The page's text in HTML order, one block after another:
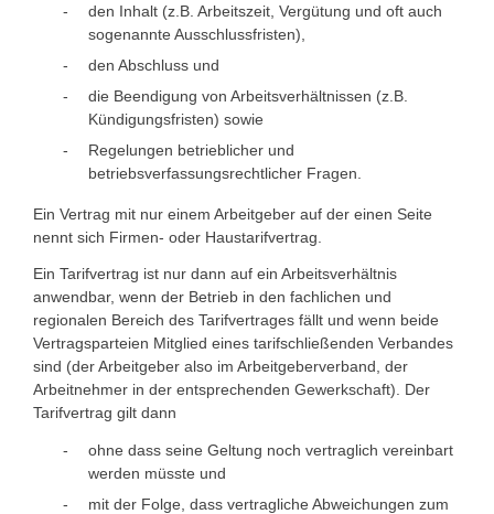
den Inhalt (z.B. Arbeitszeit, Vergütung und oft auch
sogenannte Ausschlussfristen),
den Abschluss und
die Beendigung von Arbeitsverhältnissen (z.B.
Kündigungsfristen) sowie
Regelungen betrieblicher und
betriebsverfassungsrechtlicher Fragen.
Ein Vertrag mit nur einem Arbeitgeber auf der einen Seite
nennt sich Firmen- oder Haustarifvertrag.
Ein Tarifvertrag ist nur dann auf ein Arbeitsverhältnis
anwendbar, wenn der Betrieb in den fachlichen und
regionalen Bereich des Tarifvertrages fällt und wenn beide
Vertragsparteien Mitglied eines tarifschließenden Verbandes
sind (der Arbeitgeber also im Arbeitgeberverband, der
Arbeitnehmer in der entsprechenden Gewerkschaft). Der
Tarifvertrag gilt dann
ohne dass seine Geltung noch vertraglich vereinbart
werden müsste und
mit der Folge, dass vertragliche Abweichungen zum